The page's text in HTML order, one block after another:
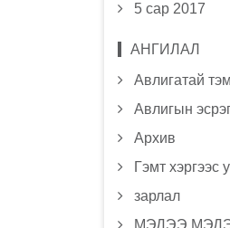
5 сар 2017
АНГИЛАЛ
Авлигатай
Авлигын
Архив
Гэмт хэргээс
зарлал
МЭДЭЭ